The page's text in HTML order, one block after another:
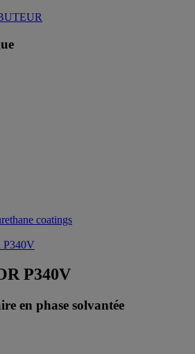
coatings
P340V
en phase solvantée